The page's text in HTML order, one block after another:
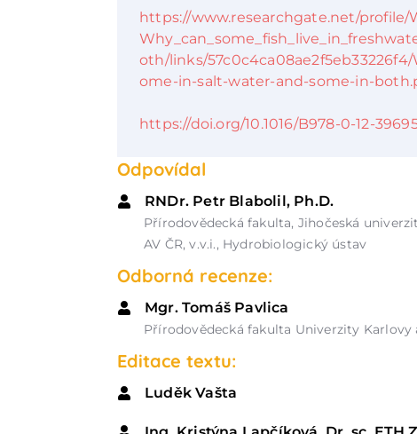
https://www.researchgate.net/profile/
oth/links/
ome-in-salt-water-and-some-in-
https://doi.org/10.1016/B978-0-12-
Odpovídal
RNDr. Petr Blabolil, Ph.D.
Přírodovědecká fakulta, Jihočeská
AV ČR, v.v.i., Hydrobiologický ústav
Odborná recenze:
Mgr. Tomáš Pavlica
Přírodovědecká fakulta Univerzity
Editace textu:
Luděk Vašta